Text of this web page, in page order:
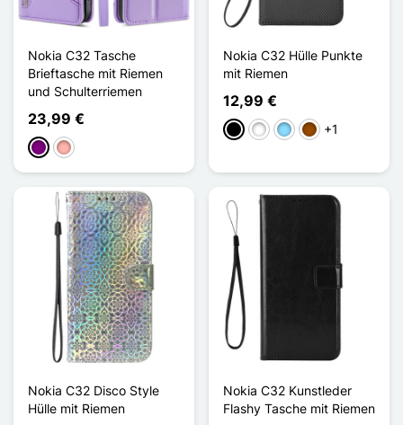
Nokia C32 Tasche
Brieftasche mit Riemen
und Schulterriemen
23,99 €
ViolettRoségold
Nokia C32 Hülle Punkte
mit Riemen
12,99 €
Schwarz
WeißHellblauBraun
+1
Nokia C32 Disco Style
Hülle mit Riemen
Nokia C32 Kunstleder
Flashy Tasche mit Riemen